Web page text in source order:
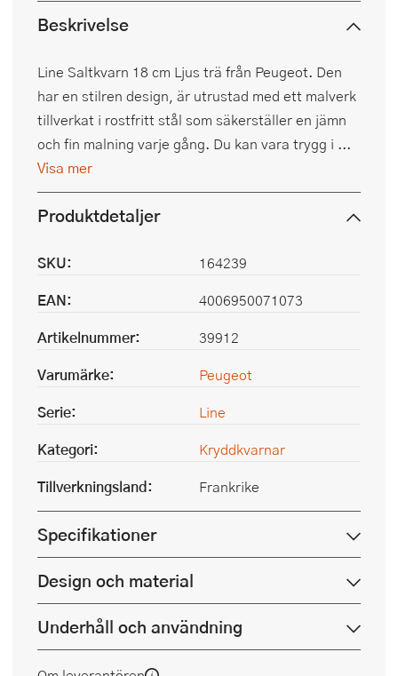
Beskrivelse
Line Saltkvarn 18 cm Ljus trä från Peugeot. Den
har en stilren design, är utrustad med ett malverk
tillverkat i rostfritt stål som säkerställer en jämn
och fin malning varje gång. Du kan vara trygg i ...
Visa mer
Produktdetaljer
SKU:
164239
EAN:
4006950071073
Artikelnummer:
39912
Varumärke:
Peugeot
Serie:
Line
Kategori:
Kryddkvarnar
Tillverkningsland:
Frankrike
Specifikationer
Design och material
Underhåll och användning